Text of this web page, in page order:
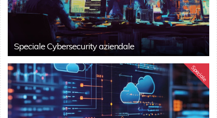
Speciale Cybersecurity aziendale
Speciale